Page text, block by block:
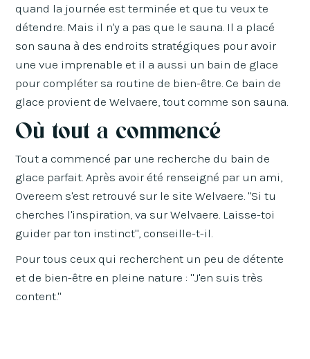
quand la journée est terminée et que tu veux te
détendre. Mais il n'y a pas que le sauna. Il a placé
son sauna à des endroits stratégiques pour avoir
une vue imprenable et il a aussi un bain de glace
pour compléter sa routine de bien-être. Ce bain de
glace provient de Welvaere, tout comme son sauna.
Où tout a commencé
Tout a commencé par une recherche du bain de
glace parfait. Après avoir été renseigné par un ami,
Overeem s'est retrouvé sur le site Welvaere. "Si tu
cherches l'inspiration, va sur Welvaere. Laisse-toi
guider par ton instinct", conseille-t-il.
Pour tous ceux qui recherchent un peu de détente
et de bien-être en pleine nature : "J'en suis très
content."